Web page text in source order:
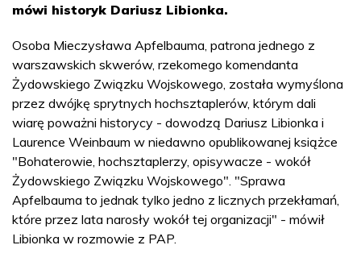
mówi historyk Dariusz Libionka.
Osoba Mieczysława Apfelbauma, patrona jednego z
warszawskich skwerów, rzekomego komendanta
Żydowskiego Związku Wojskowego, została wymyślona
przez dwójkę sprytnych hochsztaplerów, którym dali
wiarę poważni historycy - dowodzą Dariusz Libionka i
Laurence Weinbaum w niedawno opublikowanej książce
"Bohaterowie, hochsztaplerzy, opisywacze - wokół
Żydowskiego Związku Wojskowego". "Sprawa
Apfelbauma to jednak tylko jedno z licznych przekłamań,
które przez lata narosły wokół tej organizacji" - mówił
Libionka w rozmowie z PAP.